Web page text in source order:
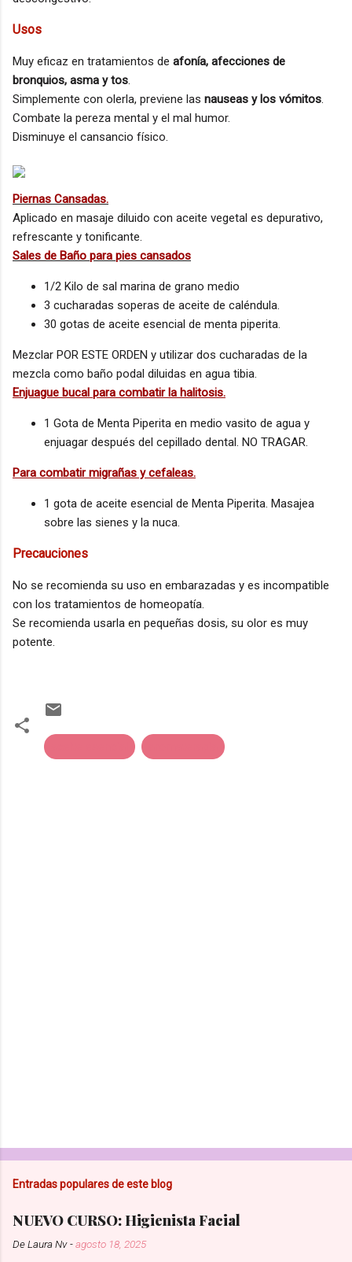
Usos
Muy eficaz en tratamientos de afonía, afecciones de
bronquios, asma y tos.
Simplemente con olerla, previene las nauseas y los vómitos.
Combate la pereza mental y el mal humor.
Disminuye el cansancio físico.
Piernas Cansadas.
Aplicado en masaje diluido con aceite vegetal es depurativo,
refrescante y tonificante.
Sales de Baño para pies cansados
1/2 Kilo de sal marina de grano medio
3 cucharadas soperas de aceite de caléndula.
30 gotas de aceite esencial de menta piperita.
Mezclar POR ESTE ORDEN y utilizar dos cucharadas de la
mezcla como baño podal diluidas en agua tibia.
Enjuague bucal para combatir la halitosis.
1 Gota de Menta Piperita en medio vasito de agua y
enjuagar después del cepillado dental. NO TRAGAR.
Para combatir migrañas y cefaleas.
1 gota de aceite esencial de Menta Piperita. Masajea
sobre las sienes y la nuca.
Precauciones
No se recomienda su uso en embarazadas y es incompatible
con los tratamientos de homeopatía.
Se recomienda usarla en pequeñas dosis, su olor es muy
potente.
Entradas populares de este blog
NUEVO CURSO: Higienista Facial
DeLaura Nv -agosto 18, 2025